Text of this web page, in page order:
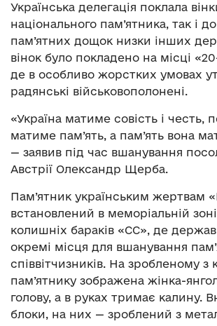
Українська делегація поклала
національного пам’ятника, так і
пам’ятних дощок низки інших
вінок було покладено на місці
де в особливо жорстких умовах
радянські військовополонені.
«Україна матиме совість і честь,
матиме пам’ять, а пам’ять вона
— заявив під час вшанування
Австрії Олександр Щерба.
Пам’ятник українським жертвам
встановлений в меморіальній
колишніх бараків «СС», де
окремі місця для вшанування
співвітчизників. На зробленому з
пам’ятнику зображена жінка-
голову, а в руках тримає калину.
блоки, на них — зроблений з